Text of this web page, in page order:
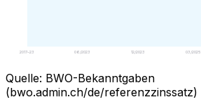
2017–23 06/2023 12/2023 03/2025
Quelle: BWO-Bekanntgaben
(bwo.admin.ch/de/referenzzinssatz)